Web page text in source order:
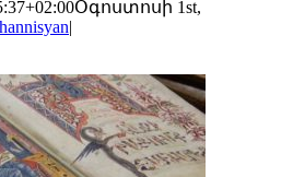
Օգոստոսի 1st,
|